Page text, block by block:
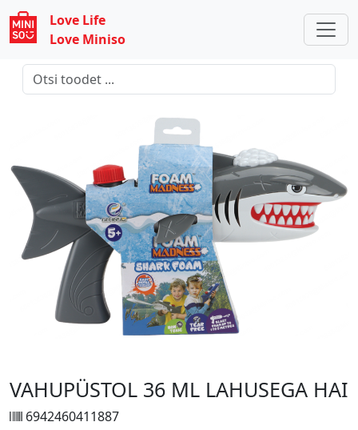
Love Life
Love Miniso
VAHUPÜSTOL 36 ML LAHUSEGA HAI
6942460411887